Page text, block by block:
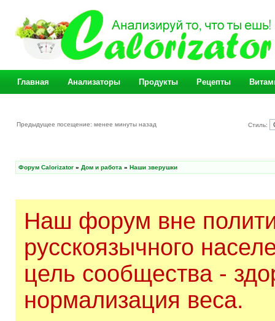
Главная Анализаторы Продукты Рецепты
Предыдущее посещение: менее минуты назад Стиль:
Форум Calorizator » Дом и работа » Наши зверушки
Наш форум вне
русскоязычного
цель сообщества -
нормализация веса.